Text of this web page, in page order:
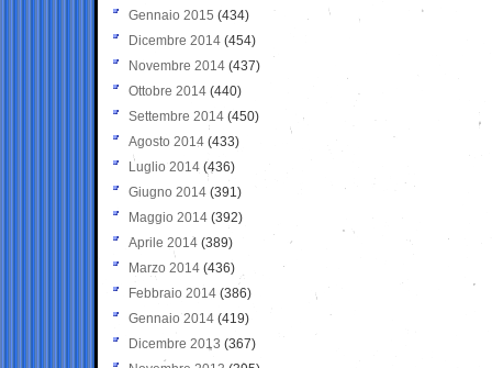
Gennaio 2015 (434)
Dicembre 2014 (454)
Novembre 2014 (437)
Ottobre 2014 (440)
Settembre 2014 (450)
Agosto 2014 (433)
Luglio 2014 (436)
Giugno 2014 (391)
Maggio 2014 (392)
Aprile 2014 (389)
Marzo 2014 (436)
Febbraio 2014 (386)
Gennaio 2014 (419)
Dicembre 2013 (367)